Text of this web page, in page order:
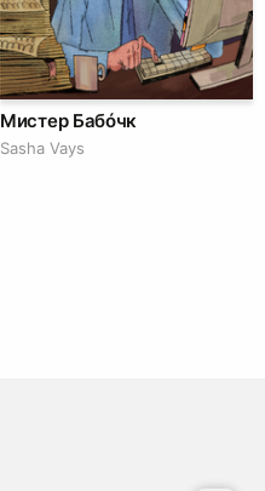
Мистер Бабóчк
Sasha Vays